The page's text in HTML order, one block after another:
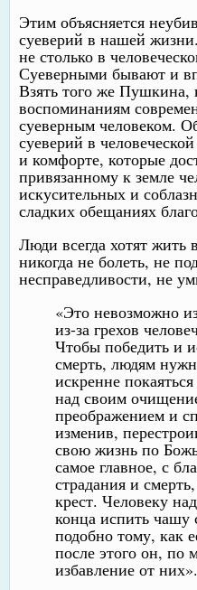
Этим объясняется
суеверий в нашей
не столько в
Суеверными бывают и
Взять того же Пушкина,
воспоминаниям
суеверным человеком.
суеверий в
и комфорте, которые
привязанному к земле
искусительных и
сладких обещаниях
Люди всегда хотят жить
никогда не болеть, не
несправедливости, не
«Это невозможно
из-за грехов
Чтобы победить и
смерть, людям
искренне
над своим
преображением и
изменив,
свою жизнь по
самое главное, с
страдания и
крест. Человеку
конца испить чашу
подобно тому, как
после этого он, по
избавление от них».